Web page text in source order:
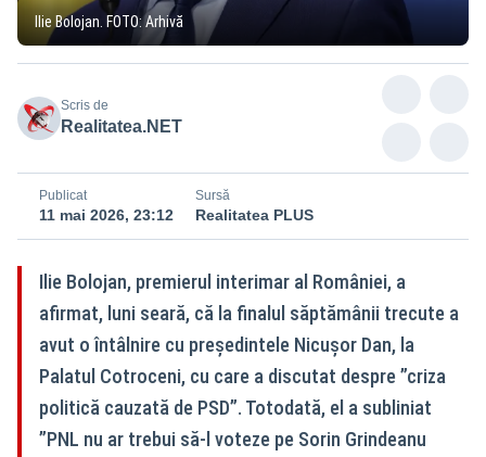
Ilie Bolojan. FOTO: Arhivă
Scris de
Realitatea.NET
Publicat
11 mai 2026, 23:12
Sursă
Realitatea PLUS
Ilie Bolojan, premierul interimar al României, a
afirmat, luni seară, că la finalul săptămânii trecute a
avut o întâlnire cu președintele Nicușor Dan, la
Palatul Cotroceni, cu care a discutat despre ”criza
politică cauzată de PSD”. Totodată, el a subliniat
”PNL nu ar trebui să-l voteze pe Sorin Grindeanu